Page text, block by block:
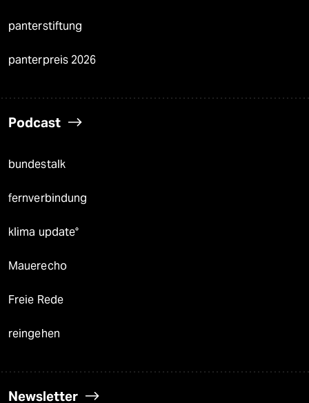
panterstiftung
panterpreis 2026
Podcast
bundestalk
fernverbindung
klima update°
Mauerecho
Freie Rede
reingehen
Newsletter